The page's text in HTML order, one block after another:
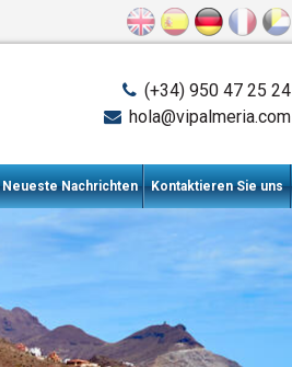
(+34) 950 47 25 24
hola@vipalmeria.com
Neueste Nachrichten Kontaktieren Sie uns